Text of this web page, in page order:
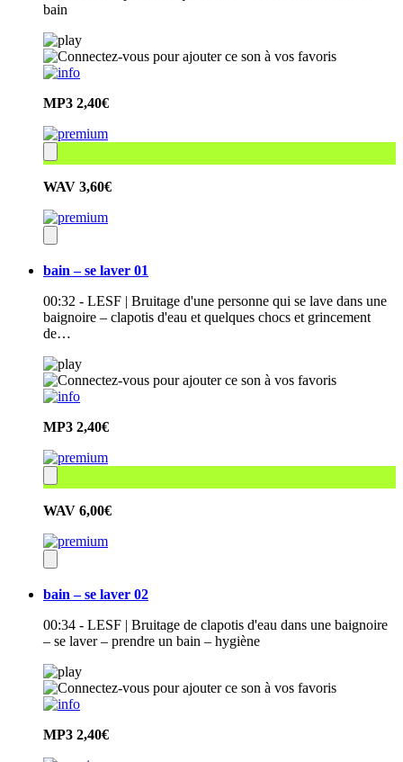
bain
MP3 2,40€
WAV 3,60€
bain – se laver 01
00:32 - LESF | Bruitage d'une personne qui se lave dans une
baignoire – clapotis d'eau et quelques chocs et grincement
de…
MP3 2,40€
WAV 6,00€
bain – se laver 02
00:34 - LESF | Bruitage de clapotis d'eau dans une baignoire
– se laver – prendre un bain – hygiène
MP3 2,40€